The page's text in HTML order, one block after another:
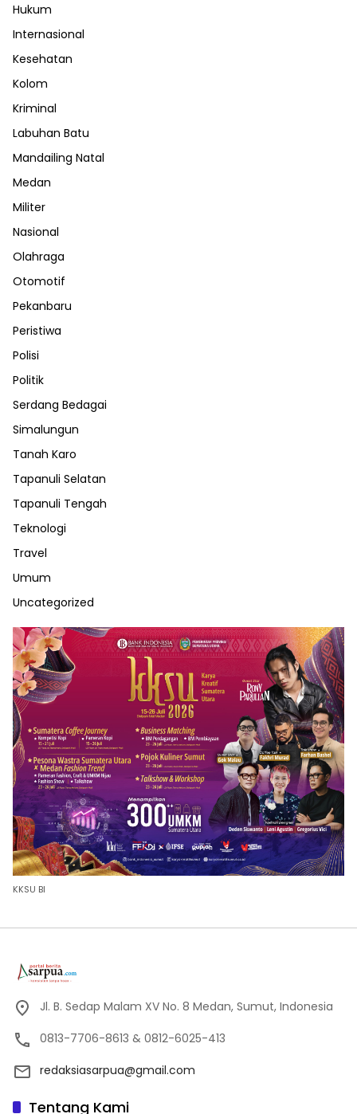
Hukum
Internasional
Kesehatan
Kolom
Kriminal
Labuhan Batu
Mandailing Natal
Medan
Militer
Nasional
Olahraga
Otomotif
Pekanbaru
Peristiwa
Polisi
Politik
Serdang Bedagai
Simalungun
Tanah Karo
Tapanuli Selatan
Tapanuli Tengah
Teknologi
Travel
Umum
Uncategorized
KKSU BI
Jl. B. Sedap Malam XV No. 8 Medan, Sumut, Indonesia
0813-7706-8613 & 0812-6025-413
redaksiasarpua@gmail.com
Tentang Kami